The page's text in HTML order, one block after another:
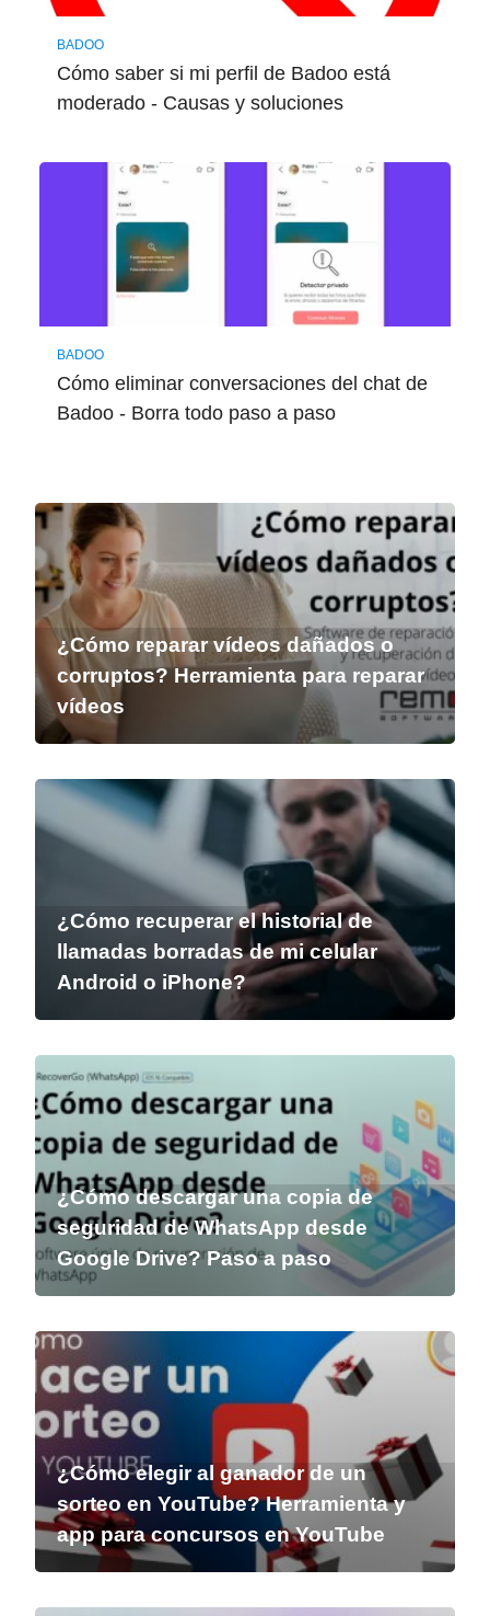
BADOO
Cómo saber si mi perfil de Badoo está
moderado - Causas y soluciones
BADOO
Cómo eliminar conversaciones del chat de
Badoo - Borra todo paso a paso
¿Cómo reparar vídeos dañados o
corruptos? Herramienta para reparar
vídeos
¿Cómo recuperar el historial de
llamadas borradas de mi celular
Android o iPhone?
¿Cómo descargar una copia de
seguridad de WhatsApp desde
Google Drive? Paso a paso
¿Cómo elegir al ganador de un
sorteo en YouTube? Herramienta y
app para concursos en YouTube